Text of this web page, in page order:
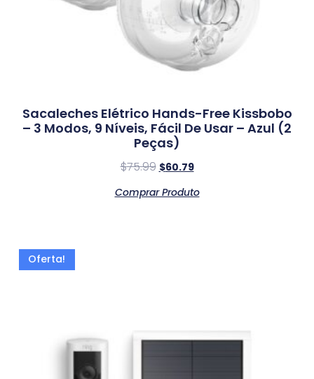
Sacaleches Elétrico Hands-Free Kissbobo
– 3 Modos, 9 Níveis, Fácil De Usar – Azul (2
Peças)
$75.99 $60.79
Comprar Produto
Oferta!